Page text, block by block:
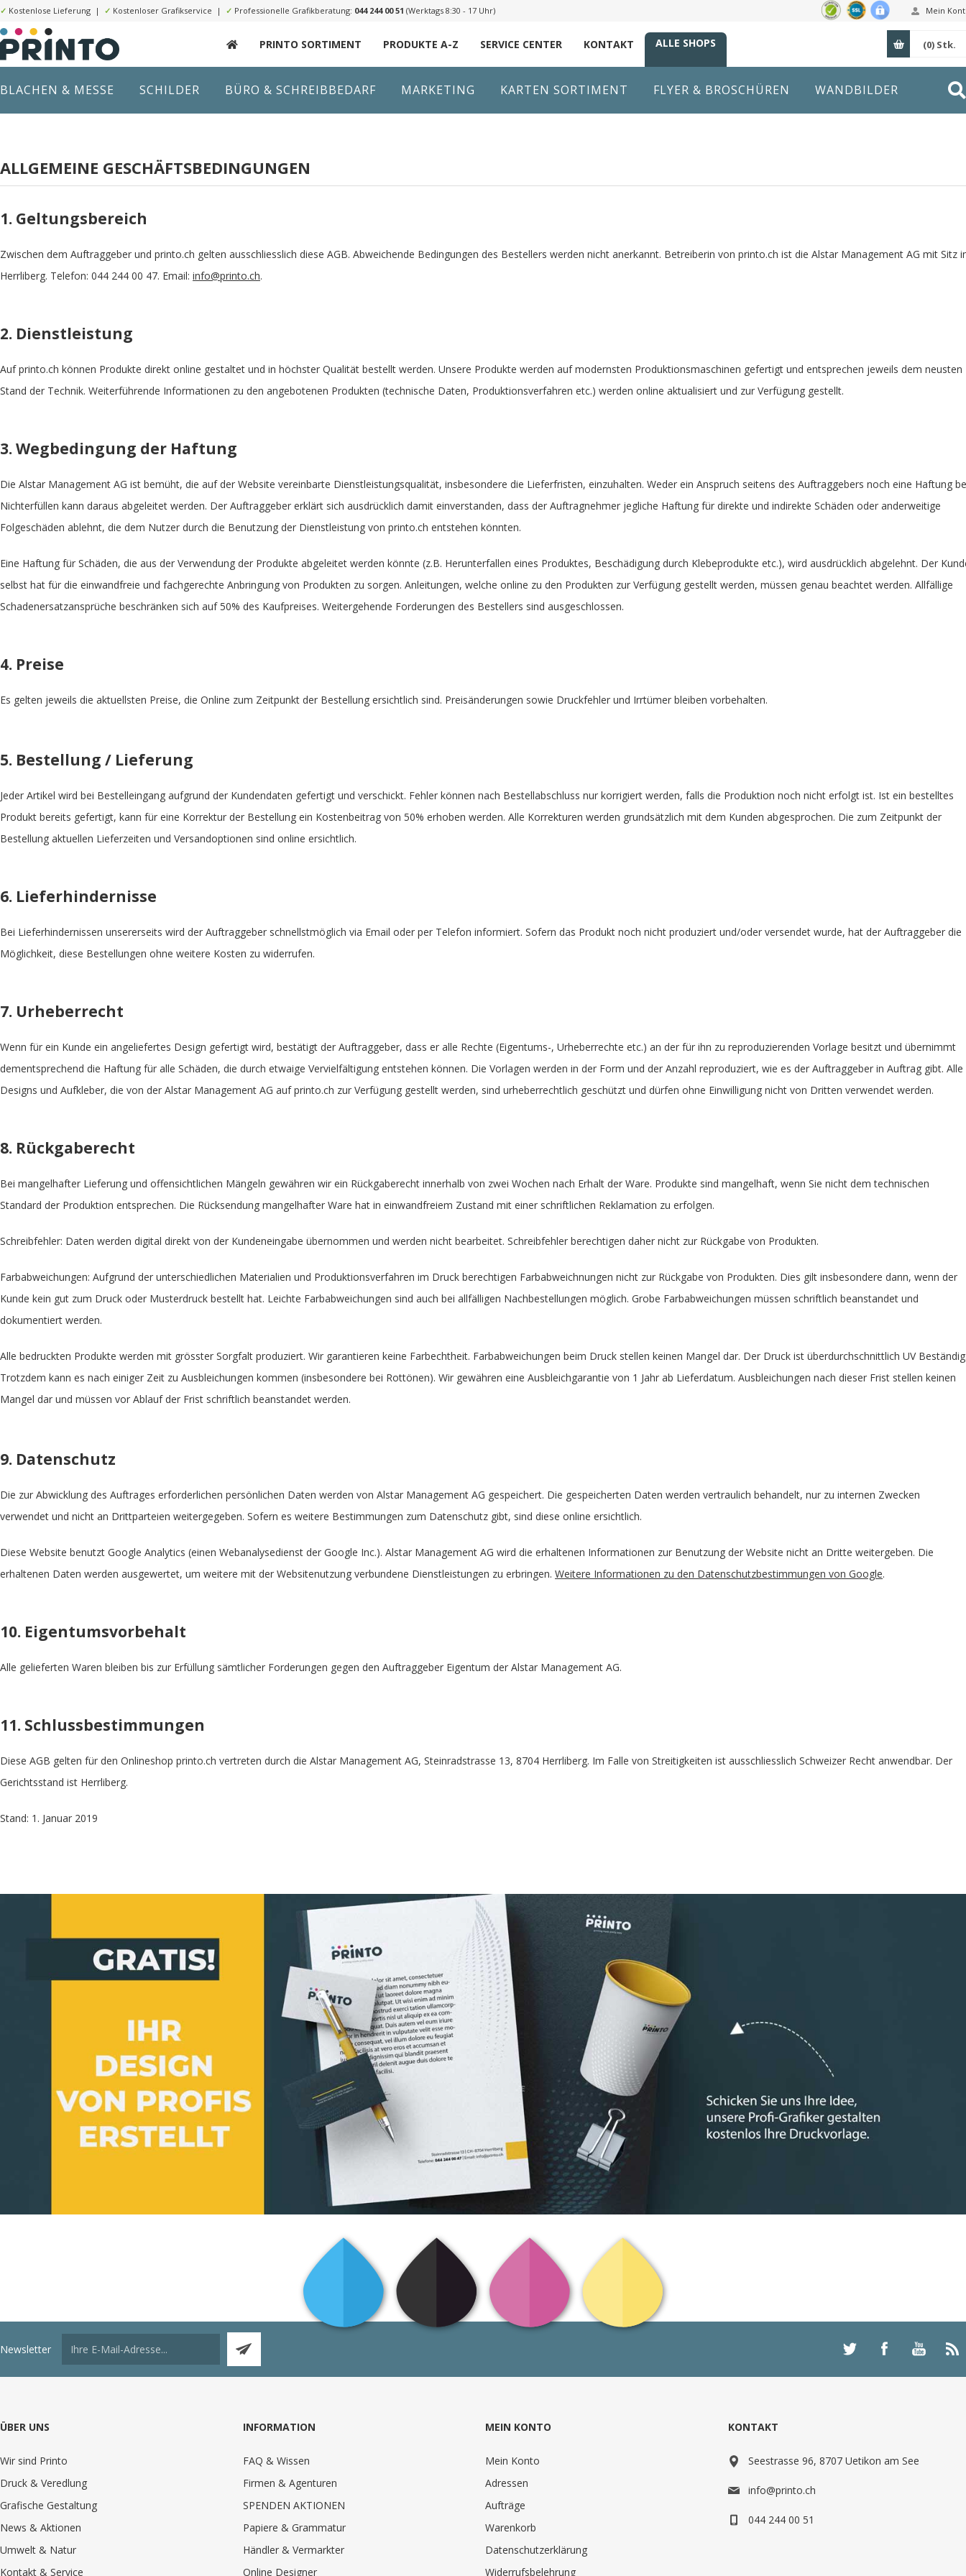
Mein
✓ Kostenlose Lieferung | ✓ Kostenloser Grafikservice | ✓ Professionelle Grafikberatung: 044 244 00 51 (Werktags 8:30 - 17 Uhr)
PRINTO SORTIMENT PRODUKTE A-Z SERVICE CENTER KONTAKT ALLE SHOPS (0) Stk.
BLACHEN & MESSE SCHILDER BÜRO & SCHREIBBEDARF MARKETING KARTEN SORTIMENT FLYER & BROSCHÜREN WANDBILDER
ALLGEMEINE GESCHÄFTSBEDINGUNGEN
1. Geltungsbereich
Zwischen dem Auftraggeber und printo.ch gelten ausschliesslich diese AGB. Abweichende Bedingungen des Bestellers werden nicht anerkannt. Betreiberin von printo.ch ist die Alstar Management AG mit Sitz
Herrliberg. Telefon: 044 244 00 47. Email: info@printo.ch.
2. Dienstleistung
Auf printo.ch können Produkte direkt online gestaltet und in höchster Qualität bestellt werden. Unsere Produkte werden auf modernsten Produktionsmaschinen gefertigt und entsprechen jeweils dem neusten
Stand der Technik. Weiterführende Informationen zu den angebotenen Produkten (technische Daten, Produktionsverfahren etc.) werden online aktualisiert und zur Verfügung gestellt.
3. Wegbedingung der Haftung
Die Alstar Management AG ist bemüht, die auf der Website vereinbarte Dienstleistungsqualität, insbesondere die Lieferfristen, einzuhalten. Weder ein Anspruch seitens des Auftraggebers noch eine Haftung
Nichterfüllen kann daraus abgeleitet werden. Der Auftraggeber erklärt sich ausdrücklich damit einverstanden, dass der Auftragnehmer jegliche Haftung für direkte und indirekte Schäden oder anderweitige
Folgeschäden ablehnt, die dem Nutzer durch die Benutzung der Dienstleistung von printo.ch entstehen könnten.
Eine Haftung für Schäden, die aus der Verwendung der Produkte abgeleitet werden könnte (z.B. Herunterfallen eines Produktes, Beschädigung durch Klebeprodukte etc.), wird ausdrücklich abgelehnt. Der
selbst hat für die einwandfreie und fachgerechte Anbringung von Produkten zu sorgen. Anleitungen, welche online zu den Produkten zur Verfügung gestellt werden, müssen genau beachtet werden. Allfällige
Schadenersatzansprüche beschränken sich auf 50% des Kaufpreises. Weitergehende Forderungen des Bestellers sind ausgeschlossen.
4. Preise
Es gelten jeweils die aktuellsten Preise, die Online zum Zeitpunkt der Bestellung ersichtlich sind. Preisänderungen sowie Druckfehler und Irrtümer bleiben vorbehalten.
5. Bestellung / Lieferung
Jeder Artikel wird bei Bestelleingang aufgrund der Kundendaten gefertigt und verschickt. Fehler können nach Bestellabschluss nur korrigiert werden, falls die Produktion noch nicht erfolgt ist. Ist ein bestelltes
Produkt bereits gefertigt, kann für eine Korrektur der Bestellung ein Kostenbeitrag von 50% erhoben werden. Alle Korrekturen werden grundsätzlich mit dem Kunden abgesprochen. Die zum Zeitpunkt der
Bestellung aktuellen Lieferzeiten und Versandoptionen sind online ersichtlich.
6. Lieferhindernisse
Bei Lieferhindernissen unsererseits wird der Auftraggeber schnellstmöglich via Email oder per Telefon informiert. Sofern das Produkt noch nicht produziert und/oder versendet wurde, hat der Auftraggeber die
Möglichkeit, diese Bestellungen ohne weitere Kosten zu widerrufen.
7. Urheberrecht
Wenn für ein Kunde ein angeliefertes Design gefertigt wird, bestätigt der Auftraggeber, dass er alle Rechte (Eigentums-, Urheberrechte etc.) an der für ihn zu reproduzierenden Vorlage besitzt und übernimmt
dementsprechend die Haftung für alle Schäden, die durch etwaige Vervielfältigung entstehen können. Die Vorlagen werden in der Form und der Anzahl reproduziert, wie es der Auftraggeber in Auftrag gibt. Alle
Designs und Aufkleber, die von der Alstar Management AG auf printo.ch zur Verfügung gestellt werden, sind urheberrechtlich geschützt und dürfen ohne Einwilligung nicht von Dritten verwendet werden.
8. Rückgaberecht
Bei mangelhafter Lieferung und offensichtlichen Mängeln gewähren wir ein Rückgaberecht innerhalb von zwei Wochen nach Erhalt der Ware. Produkte sind mangelhaft, wenn Sie nicht dem technischen
Standard der Produktion entsprechen. Die Rücksendung mangelhafter Ware hat in einwandfreiem Zustand mit einer schriftlichen Reklamation zu erfolgen.
Schreibfehler: Daten werden digital direkt von der Kundeneingabe übernommen und werden nicht bearbeitet. Schreibfehler berechtigen daher nicht zur Rückgabe von Produkten.
Farbabweichungen: Aufgrund der unterschiedlichen Materialien und Produktionsverfahren im Druck berechtigen Farbabweichnungen nicht zur Rückgabe von Produkten. Dies gilt insbesondere dann, wenn der
Kunde kein gut zum Druck oder Musterdruck bestellt hat. Leichte Farbabweichungen sind auch bei allfälligen Nachbestellungen möglich. Grobe Farbabweichungen müssen schriftlich beanstandet und
dokumentiert werden.
Alle bedruckten Produkte werden mit grösster Sorgfalt produziert. Wir garantieren keine Farbechtheit. Farbabweichungen beim Druck stellen keinen Mangel dar. Der Druck ist überdurchschnittlich UV
Trotzdem kann es nach einiger Zeit zu Ausbleichungen kommen (insbesondere bei Rottönen). Wir gewähren eine Ausbleichgarantie von 1 Jahr ab Lieferdatum. Ausbleichungen nach dieser Frist stellen keinen
Mangel dar und müssen vor Ablauf der Frist schriftlich beanstandet werden.
9. Datenschutz
Die zur Abwicklung des Auftrages erforderlichen persönlichen Daten werden von Alstar Management AG gespeichert. Die gespeicherten Daten werden vertraulich behandelt, nur zu internen Zwecken
verwendet und nicht an Drittparteien weitergegeben. Sofern es weitere Bestimmungen zum Datenschutz gibt, sind diese online ersichtlich.
Diese Website benutzt Google Analytics (einen Webanalysedienst der Google Inc.). Alstar Management AG wird die erhaltenen Informationen zur Benutzung der Website nicht an Dritte weitergeben. Die
erhaltenen Daten werden ausgewertet, um weitere mit der Websitenutzung verbundene Dienstleistungen zu erbringen. Weitere Informationen zu den Datenschutzbestimmungen von Google.
10. Eigentumsvorbehalt
Alle gelieferten Waren bleiben bis zur Erfüllung sämtlicher Forderungen gegen den Auftraggeber Eigentum der Alstar Management AG.
11. Schlussbestimmungen
Diese AGB gelten für den Onlineshop printo.ch vertreten durch die Alstar Management AG, Steinradstrasse 13, 8704 Herrliberg. Im Falle von Streitigkeiten ist ausschliesslich Schweizer Recht anwendbar. Der
Gerichtsstand ist Herrliberg.
Stand: 1. Januar 2019
Newsletter
ÜBER UNS
Wir sind Printo
Druck & Veredlung
Grafische Gestaltung
News & Aktionen
Umwelt & Natur
Kontakt & Service
INFORMATION
FAQ & Wissen
Firmen & Agenturen
SPENDEN AKTIONEN
Papiere & Grammatur
Händler & Vermarkter
Online Designer
MEIN KONTO
Mein Konto
Adressen
Aufträge
Warenkorb
Datenschutzerklärung
Widerrufsbelehrung
KONTAKT
Seestrasse 96, 8707 Uetikon am See
info@printo.ch
044 244 00 51